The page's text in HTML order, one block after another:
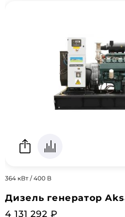
364 кВт / 400 В
Дизель генератор
4 131 292 ₽